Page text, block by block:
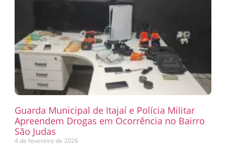
Guarda Municipal de Itajaí e Polícia Militar
Apreendem Drogas em Ocorrência no Bairro
São Judas
4 de fevereiro de 2026